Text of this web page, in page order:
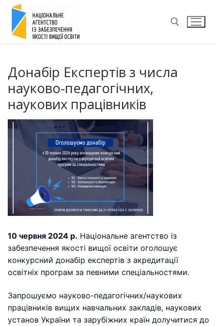
Перейти
вмісту
Донабір Експертів з числа
науково-педагогічних,
наукових працівників
10 червня 2024 р. Національне агентство із
забезпечення якості вищої освіти оголошує
конкурсний донабір експертів з акредитації
освітніх програм за певними спеціальностями.
Запрошуємо науково-педагогічних/наукових
працівників вищих навчальних закладів, наукових
установ України та зарубіжних країн долучитися до